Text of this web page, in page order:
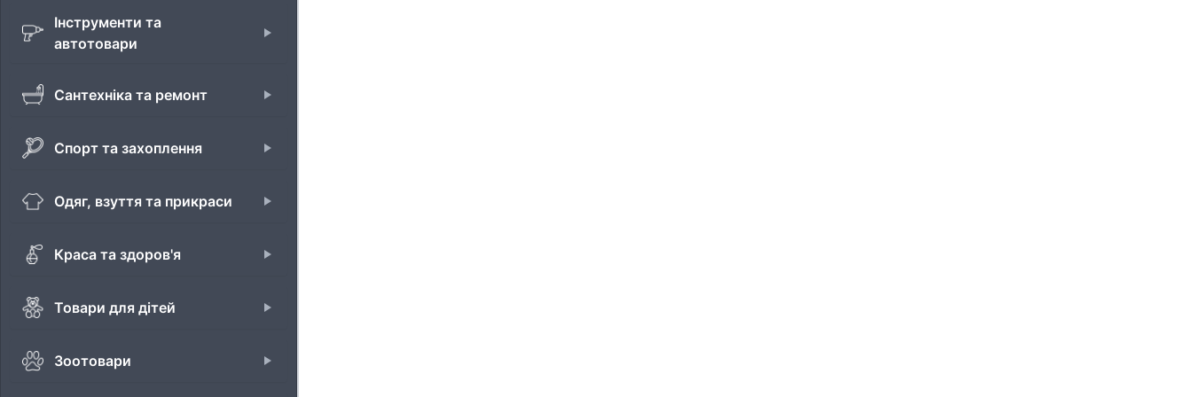
Інструменти та
автотовари
Сантехніка та ремонт
Спорт та захоплення
Одяг, взуття та прикраси
Краса та здоров'я
Товари для дітей
Зоотовари